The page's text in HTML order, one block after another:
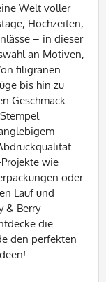
Welt voller
Hochzeiten,
– in dieser
an Motiven,
filigranen
bis hin zu
Geschmack
wie
oder
Lauf und
& Berry
die
den perfekten